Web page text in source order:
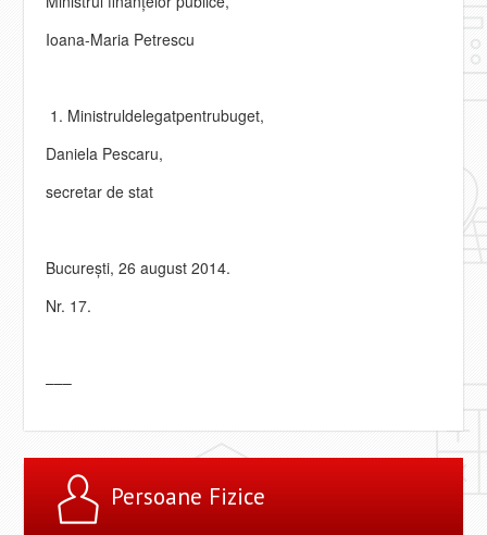
Ioana-Maria Petrescu
Ministruldelegatpentrubuget,
Daniela Pescaru,
secretar de stat
Bucureşti, 26 august 2014.
Nr. 17.
–––
Persoane Fizice